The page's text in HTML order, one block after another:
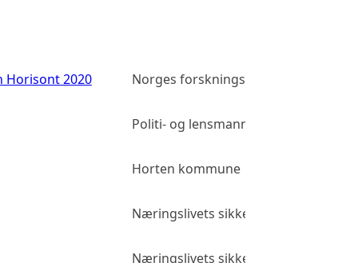
Horisont 2020 Norges forskningsråd
Politi- og lensmannsetaten
Horten kommune
Næringslivets
Næringslivets